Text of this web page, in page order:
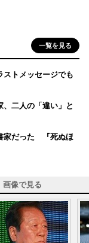
一覧を見る
トメッセージでも
二人の「違い」と
家だった 『死ぬほ
画像で見る